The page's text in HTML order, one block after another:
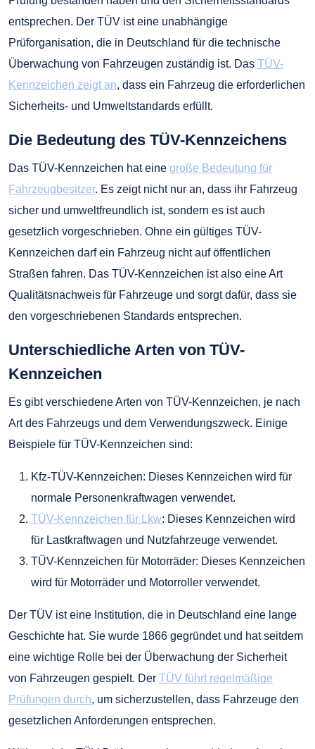
entsprechen. Der TÜV ist eine unabhängige
Prüforganisation, die in Deutschland für die technische
Überwachung von Fahrzeugen zuständig ist. Das TÜV-
Kennzeichen zeigt an, dass ein Fahrzeug die erforderlichen
Sicherheits- und Umweltstandards erfüllt.
Die Bedeutung des TÜV-Kennzeichens
Das TÜV-Kennzeichen hat eine große Bedeutung für
Fahrzeugbesitzer. Es zeigt nicht nur an, dass ihr Fahrzeug
sicher und umweltfreundlich ist, sondern es ist auch
gesetzlich vorgeschrieben. Ohne ein gültiges TÜV-
Kennzeichen darf ein Fahrzeug nicht auf öffentlichen
Straßen fahren. Das TÜV-Kennzeichen ist also eine Art
Qualitätsnachweis für Fahrzeuge und sorgt dafür, dass sie
den vorgeschriebenen Standards entsprechen.
Unterschiedliche Arten von TÜV-
Kennzeichen
Es gibt verschiedene Arten von TÜV-Kennzeichen, je nach
Art des Fahrzeugs und dem Verwendungszweck. Einige
Beispiele für TÜV-Kennzeichen sind:
Kfz-TÜV-Kennzeichen: Dieses Kennzeichen wird für
normale Personenkraftwagen verwendet.
TÜV-Kennzeichen für Lkw: Dieses Kennzeichen wird
für Lastkraftwagen und Nutzfahrzeuge verwendet.
TÜV-Kennzeichen für Motorräder: Dieses Kennzeichen
wird für Motorräder und Motorroller verwendet.
Der TÜV ist eine Institution, die in Deutschland eine lange
Geschichte hat. Sie wurde 1866 gegründet und hat seitdem
eine wichtige Rolle bei der Überwachung der Sicherheit
von Fahrzeugen gespielt. Der TÜV führt regelmäßige
Prüfungen durch, um sicherzustellen, dass Fahrzeuge den
gesetzlichen Anforderungen entsprechen.